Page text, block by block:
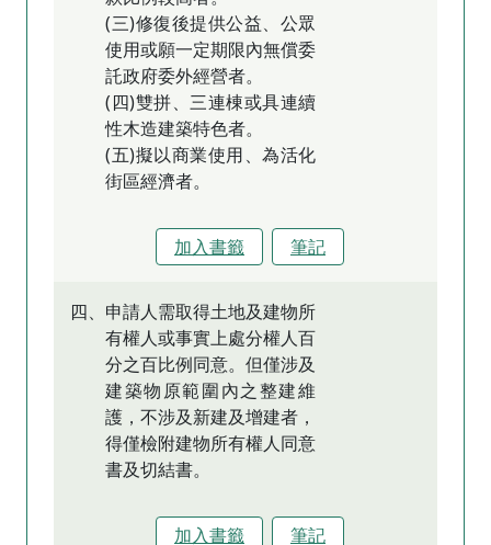
(三)修復後提供公益、公眾
使用或願一定期限內無償委
託政府委外經營者。
(四)雙拼、三連棟或具連續
性木造建築特色者。
(五)擬以商業使用、為活化
街區經濟者。
加入書籤 筆記
四、申請人需取得土地及建物所
有權人或事實上處分權人百
分之百比例同意。但僅涉及
建築物原範圍內之整建維
護，不涉及新建及增建者，
得僅檢附建物所有權人同意
書及切結書。
加入書籤 筆記